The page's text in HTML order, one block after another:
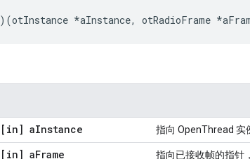
)(otInstance *aInstance, otRadioFrame *
[in] aInstance 指向 OpenThread 实
[in] aFrame 指向已接收帧的指针